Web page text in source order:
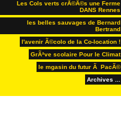
Les Cols verts crÃ©Ã©s une Ferme
DANS Rennes
les belles sauvages de Bernard
Bertrand
l'avenir Ã©colo de la Co-location !
GrÃªve scolaire Pour le Climat
le mgasin du futur Ã PacÃ©
Archives ...